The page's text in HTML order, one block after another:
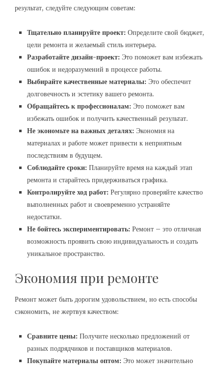
результат, следуйте следующим советам:
Тщательно планируйте проект: Определите свой бюджет,
цели ремонта и желаемый стиль интерьера.
Разработайте дизайн-проект: Это поможет вам избежать
ошибок и недоразумений в процессе работы.
Выбирайте качественные материалы: Это обеспечит
долговечность и эстетику вашего ремонта.
Обращайтесь к профессионалам: Это поможет вам
избежать ошибок и получить качественный результат.
Не экономьте на важных деталях: Экономия на
материалах и работе может привести к неприятным
последствиям в будущем.
Соблюдайте сроки: Планируйте время на каждый этап
ремонта и старайтесь придерживаться графика.
Контролируйте ход работ: Регулярно проверяйте качество
выполненных работ и своевременно устраняйте
недостатки.
Не бойтесь экспериментировать: Ремонт – это отличная
возможность проявить свою индивидуальность и создать
уникальное пространство.
Экономия при ремонте
Ремонт может быть дорогим удовольствием, но есть способы
сэкономить, не жертвуя качеством:
Сравните цены: Получите несколько предложений от
разных подрядчиков и поставщиков материалов.
Покупайте материалы оптом: Это может значительно